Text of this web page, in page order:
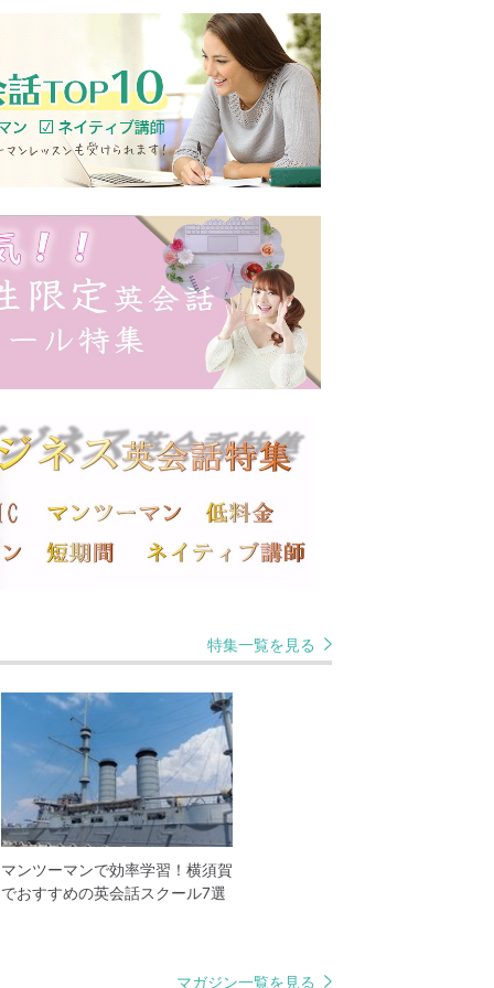
特集一覧を見る
マンツーマンで効率学習！横須賀
でおすすめの英会話スクール7選
マガジン一覧を見る